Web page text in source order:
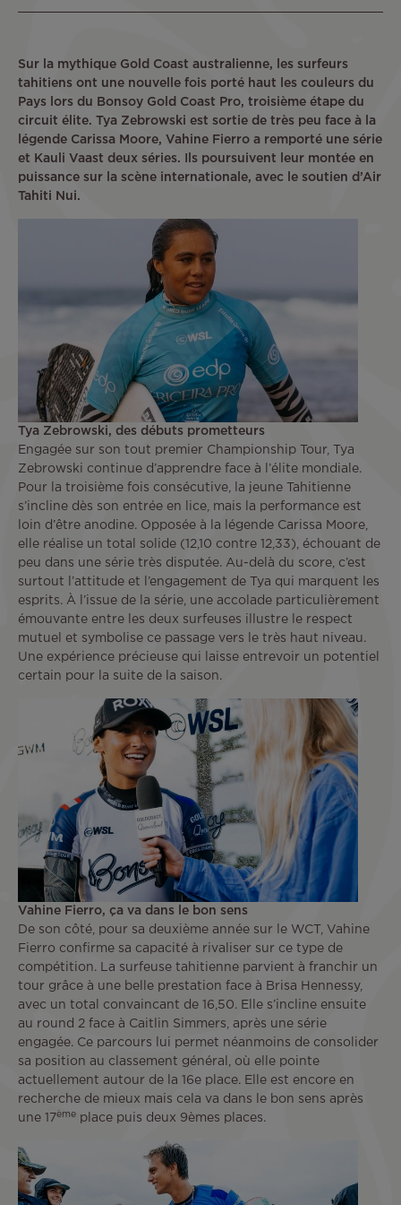
Sur la mythique Gold Coast australienne, les surfeurs
tahitiens ont une nouvelle fois porté haut les couleurs du
Pays lors du Bonsoy Gold Coast Pro, troisième étape du
circuit élite. Tya Zebrowski est sortie de très peu face à la
légende Carissa Moore, Vahine Fierro a remporté une série
et Kauli Vaast deux séries. Ils poursuivent leur montée en
puissance sur la scène internationale, avec le soutien d’Air
Tahiti Nui.
Tya Zebrowski, des débuts prometteurs
Engagée sur son tout premier Championship Tour, Tya
Zebrowski continue d’apprendre face à l’élite mondiale.
Pour la troisième fois consécutive, la jeune Tahitienne
s’incline dès son entrée en lice, mais la performance est
loin d’être anodine. Opposée à la légende Carissa Moore,
elle réalise un total solide (12,10 contre 12,33), échouant de
peu dans une série très disputée. Au-delà du score, c’est
surtout l’attitude et l’engagement de Tya qui marquent les
esprits. À l’issue de la série, une accolade particulièrement
émouvante entre les deux surfeuses illustre le respect
mutuel et symbolise ce passage vers le très haut niveau.
Une expérience précieuse qui laisse entrevoir un potentiel
certain pour la suite de la saison.
Vahine Fierro, ça va dans le bon sens
De son côté, pour sa deuxième année sur le WCT, Vahine
Fierro confirme sa capacité à rivaliser sur ce type de
compétition. La surfeuse tahitienne parvient à franchir un
tour grâce à une belle prestation face à Brisa Hennessy,
avec un total convaincant de 16,50. Elle s’incline ensuite
au round 2 face à Caitlin Simmers, après une série
engagée. Ce parcours lui permet néanmoins de consolider
sa position au classement général, où elle pointe
actuellement autour de la 16e place. Elle est encore en
recherche de mieux mais cela va dans le bon sens après
une 17ème place puis deux 9èmes places.